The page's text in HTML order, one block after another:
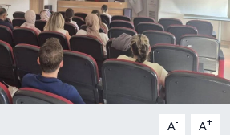
A- A+